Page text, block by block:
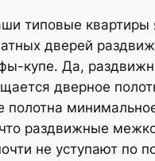
типовые квартиры
дверей
купе. Да,
дверное
полотна
раздвижные
не уступают по